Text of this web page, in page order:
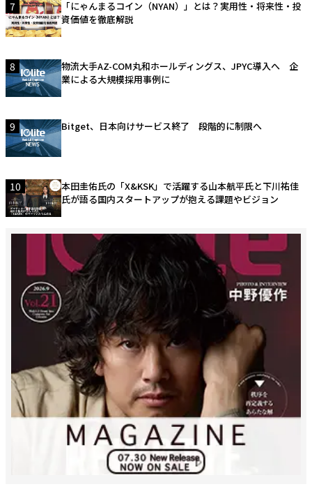
7
「にゃんまるコイン（NYAN）」とは？実用性・将来性・投
資価値を徹底解説
8
物流大手AZ-COM丸和ホールディングス、JPYC導入へ 企
業による大規模採用事例に
9 Bitget、日本向けサービス終了 段階的に制限へ
10
本田圭佑氏の「X&KSK」で活躍する山本航平氏と下川祐佳
氏が語る国内スタートアップが抱える課題やビジョン